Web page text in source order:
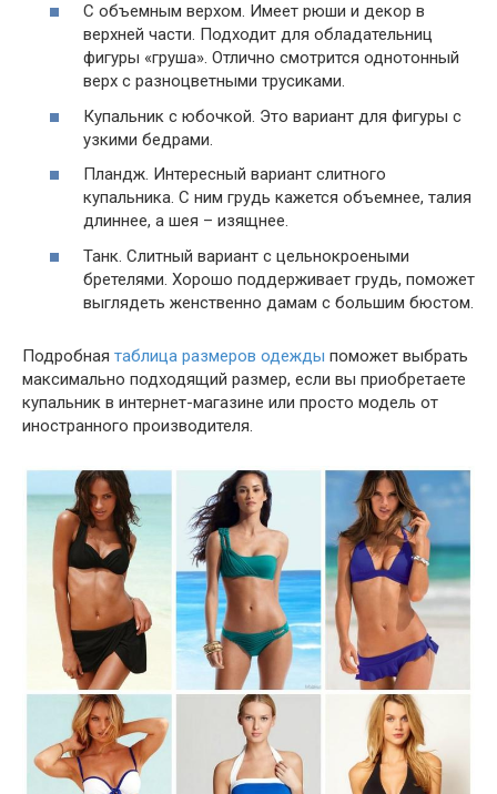
С объемным верхом. Имеет рюши и декор в
верхней части. Подходит для обладательниц
фигуры «груша». Отлично смотрится однотонный
верх с разноцветными трусиками.
Купальник с юбочкой. Это вариант для фигуры с
узкими бедрами.
Пландж. Интересный вариант слитного
купальника. С ним грудь кажется объемнее, талия
длиннее, а шея – изящнее.
Танк. Слитный вариант с цельнокроеными
бретелями. Хорошо поддерживает грудь, поможет
выглядеть женственно дамам с большим бюстом.
Подробная таблица размеров одежды поможет выбрать
максимально подходящий размер, если вы приобретаете
купальник в интернет-магазине или просто модель от
иностранного производителя.